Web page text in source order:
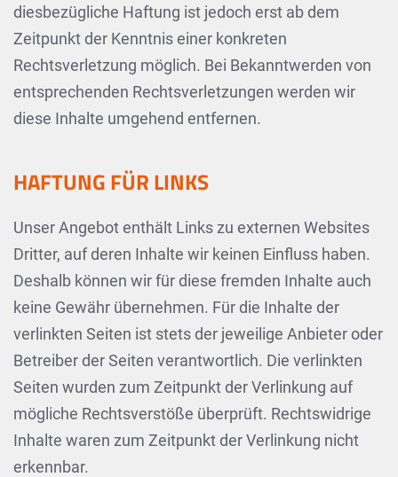
diesbezügliche Haftung ist jedoch erst ab dem
Zeitpunkt der Kenntnis einer konkreten
Rechtsverletzung möglich. Bei Bekanntwerden von
entsprechenden Rechtsverletzungen werden wir
diese Inhalte umgehend entfernen.
HAFTUNG FÜR LINKS
Unser Angebot enthält Links zu externen Websites
Dritter, auf deren Inhalte wir keinen Einfluss haben.
Deshalb können wir für diese fremden Inhalte auch
keine Gewähr übernehmen. Für die Inhalte der
verlinkten Seiten ist stets der jeweilige Anbieter oder
Betreiber der Seiten verantwortlich. Die verlinkten
Seiten wurden zum Zeitpunkt der Verlinkung auf
mögliche Rechtsverstöße überprüft. Rechtswidrige
Inhalte waren zum Zeitpunkt der Verlinkung nicht
erkennbar.